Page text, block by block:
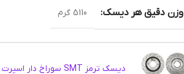
وزن دقیق هر دیسک: 5110 گرم